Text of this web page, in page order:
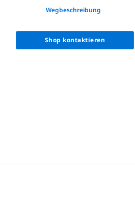
None
Wegbeschreibung
Shop kontaktieren